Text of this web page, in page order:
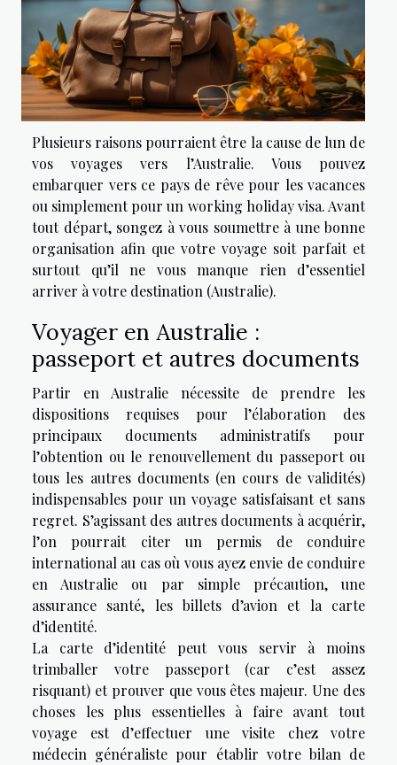
Plusieurs raisons pourraient être la cause de lun de
vos voyages vers l’Australie. Vous pouvez
embarquer vers ce pays de rêve pour les vacances
ou simplement pour un working holiday visa. Avant
tout départ, songez à vous soumettre à une bonne
organisation afin que votre voyage soit parfait et
surtout qu’il ne vous manque rien d’essentiel
arriver à votre destination (Australie).
Voyager en Australie :
passeport et autres documents
Partir en Australie nécessite de prendre les
dispositions requises pour l’élaboration des
principaux documents administratifs pour
l’obtention ou le renouvellement du passeport ou
tous les autres documents (en cours de validités)
indispensables pour un voyage satisfaisant et sans
regret. S’agissant des autres documents à acquérir,
l’on pourrait citer un permis de conduire
international au cas où vous ayez envie de conduire
en Australie ou par simple précaution, une
assurance santé, les billets d’avion et la carte
d’identité.
La carte d’identité peut vous servir à moins
trimballer votre passeport (car c’est assez
risquant) et prouver que vous êtes majeur. Une des
choses les plus essentielles à faire avant tout
voyage est d’effectuer une visite chez votre
médecin généraliste pour établir votre bilan de